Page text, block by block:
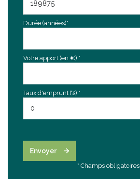
Durée (années)*
Votre apport (en €) *
Taux d'emprunt (%) *
Envoyer
* Champs obligatoires